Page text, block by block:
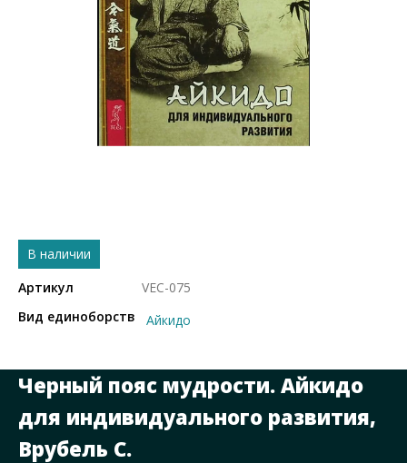
В наличии
Артикул
VEC-075
Вид единоборств
Айкидо
Черный пояс мудрости. Айкидо
для индивидуального развития,
Врубель С.